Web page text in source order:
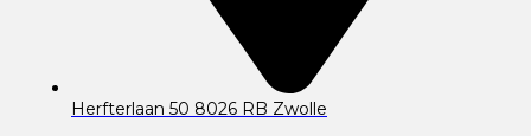
Herfterlaan 50 8026 RB Zwolle